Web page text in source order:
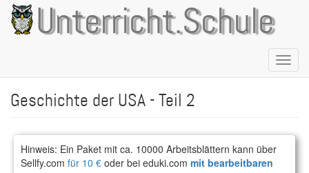
Direkt
zum
Inhalt
Unterricht.Schule
Geschichte der USA - Teil 2
Hinweis: Ein Paket mit ca. 10000 Arbeitsblättern kann über
Sellfy.com für 10 € oder bei eduki.com mit bearbeitbaren